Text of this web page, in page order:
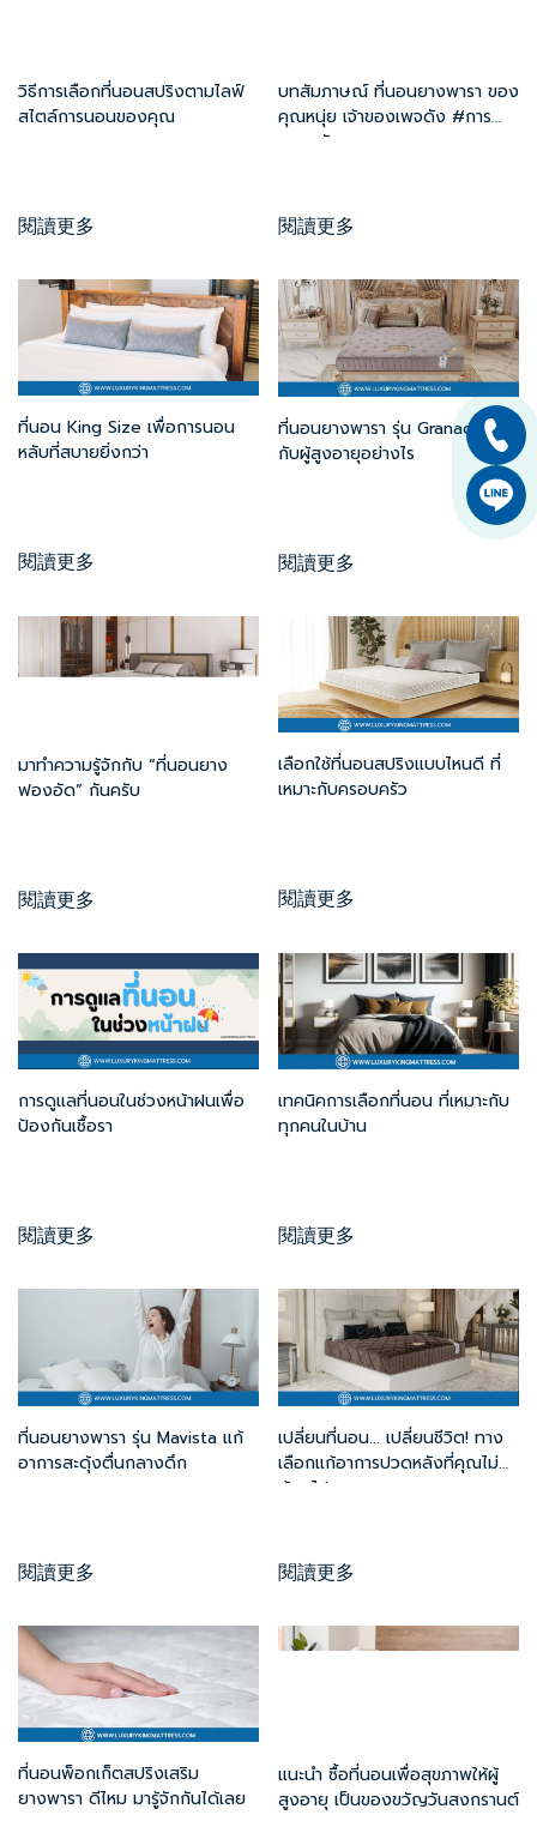
วิธีการเลือกที่นอนสปริงตามไลฟ์
สไตล์การนอนของคุณ
閱讀更多
บทสัมภาษณ์ ที่นอนยางพารา ของ
คุณหนุ่ย เจ้าของเพจดัง #การ
ตลาดวันละตอน
閱讀更多
ที่นอน King Size เพื่อการนอน
หลับที่สบายยิ่งกว่า
閱讀更多
ที่นอนยางพารา รุ่น Granada ดี
กับผู้สูงอายุอย่างไร
閱讀更多
มาทำความรู้จักกับ “ที่นอนยาง
ฟองอัด” กันครับ
閱讀更多
เลือกใช้ที่นอนสปริงแบบไหนดี ที่
เหมาะกับครอบครัว
閱讀更多
การดูแลที่นอนในช่วงหน้าฝนเพื่อ
ป้องกันเชื้อรา
閱讀更多
เทคนิคการเลือกที่นอน ที่เหมาะกับ
ทุกคนในบ้าน
閱讀更多
ที่นอนยางพารา รุ่น Mavista แก้
อาการสะดุ้งตื่นกลางดึก
閱讀更多
เปลี่ยนที่นอน... เปลี่ยนชีวิต! ทาง
เลือกแก้อาการปวดหลังที่คุณไม่
ต้องไปหาหมอ
閱讀更多
ที่นอนพ็อกเก็ตสปริงเสริม
ยางพารา ดีไหม มารู้จักกันได้เลย
แนะนำ ซื้อที่นอนเพื่อสุขภาพให้ผู้
สูงอายุ เป็นของขวัญวันสงกรานต์